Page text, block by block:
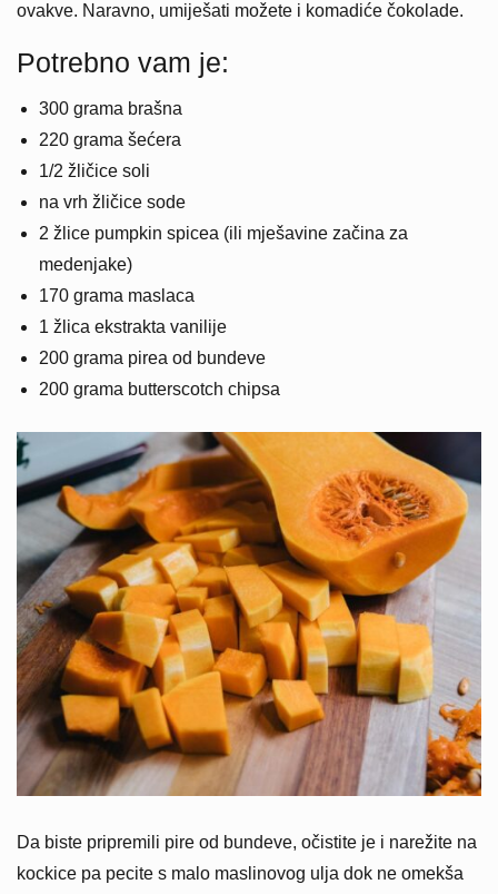
ovakve. Naravno, umiješati možete i komadiće čokolade.
Potrebno vam je:
300 grama brašna
220 grama šećera
1/2 žličice soli
na vrh žličice sode
2 žlice pumpkin spicea (ili mješavine začina za
medenjake)
170 grama maslaca
1 žlica ekstrakta vanilije
200 grama pirea od bundeve
200 grama butterscotch chipsa
Da biste pripremili pire od bundeve, očistite je i narežite na
kockice pa pecite s malo maslinovog ulja dok ne omekša